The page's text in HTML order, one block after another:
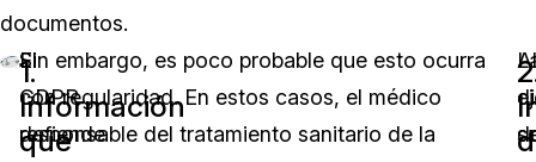
documentos.
1.
Información
que
El
GDPR
defiende
Sin embargo, es poco probable que esto ocurra
con regularidad. En estos casos, el médico
responsable del tratamiento sanitario de la